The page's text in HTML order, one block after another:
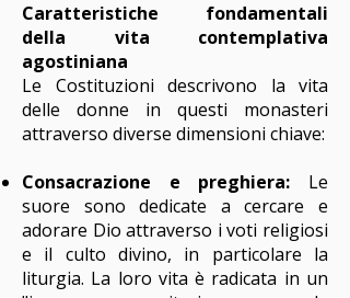
Caratteristiche fondamentali
della vita contemplativa
agostiniana
Le Costituzioni descrivono la vita
delle donne in questi monasteri
attraverso diverse dimensioni chiave:
Consacrazione e preghiera: Le
suore sono dedicate a cercare e
adorare Dio attraverso i voti religiosi
e il culto divino, in particolare la
liturgia. La loro vita è radicata in un